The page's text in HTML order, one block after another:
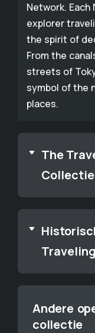
Network. Each
explorer
the spirit of
From the
streets of
symbol of the
places.
The
Andere
collectie